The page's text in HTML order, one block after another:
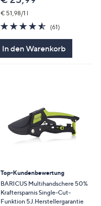
€ 51,98/1 l
4.5
von
(61)61
In den Warenkorb
Top-Kundenbewertung
BARICUS Multihandschere 50%
Kraftersparnis Single-Cut-
Funktion 5J.Herstellergarantie